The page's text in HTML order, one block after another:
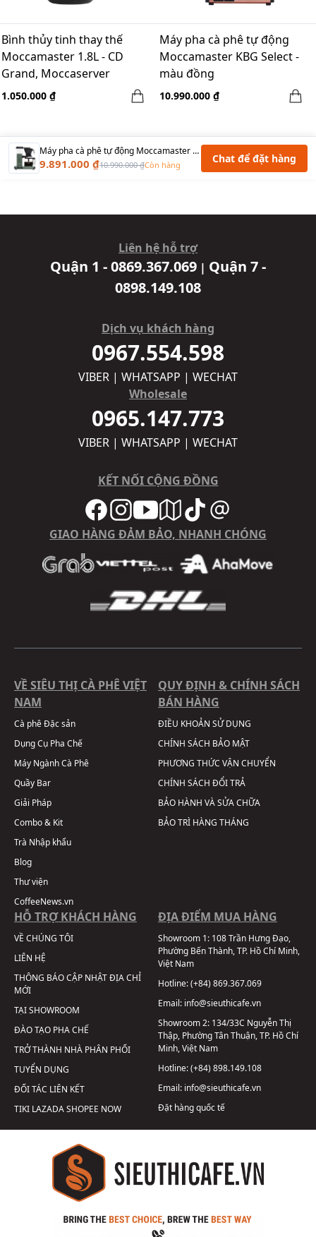
Bình thủy tinh thay thế
Moccamaster 1.8L - CD
Grand, Moccaserver
1.050.000 ₫
Máy pha cà phê tự động
Moccamaster KBG Select -
màu đồng
10.990.000 ₫
Máy pha cà phê tự động Moccamaster KBG Select - Xanh rừng thẳm
9.891.000 ₫10.990.000 ₫Còn hàng Chat để đặt hàng
Liên hệ hỗ trợ
Quận 1 - 0869.367.069 | Quận 7 -
0898.149.108
Dịch vụ khách hàng
0967.554.598
VIBER | WHATSAPP | WECHAT
Wholesale
0965.147.773
VIBER | WHATSAPP | WECHAT
KẾT NỐI CỘNG ĐỒNG
GIAO HÀNG ĐẢM BẢO, NHANH CHÓNG
VỀ SIÊU THỊ CÀ PHÊ VIỆT
NAM
Cà phê Đặc sản
Dụng Cụ Pha Chế
Máy Ngành Cà Phê
Quầy Bar
Giải Pháp
Combo & Kit
Trà Nhập khẩu
Blog
Thư viện
CoffeeNews.vn
QUY ĐỊNH & CHÍNH SÁCH
BÁN HÀNG
ĐIỀU KHOẢN SỬ DỤNG
CHÍNH SÁCH BẢO MẬT
PHƯƠNG THỨC VẬN CHUYỂN
CHÍNH SÁCH ĐỔI TRẢ
BẢO HÀNH VÀ SỬA CHỮA
BẢO TRÌ HÀNG THÁNG
HỖ TRỢ KHÁCH HÀNG
VỀ CHÚNG TÔI
LIÊN HỆ
THÔNG BÁO CẬP NHẬT ĐỊA CHỈ
MỚI
TẠI SHOWROOM
ĐÀO TẠO PHA CHẾ
TRỞ THÀNH NHÀ PHÂN PHỐI
TUYỂN DỤNG
ĐỐI TÁC LIÊN KẾT
TIKI LAZADASHOPEE NOW
ĐỊA ĐIỂM MUA HÀNG
Showroom 1: 108 Trần Hưng Đạo,
Phường Bến Thành, TP. Hồ Chí Minh,
Việt Nam
Hotline:(+84) 869.367.069
Email: info@sieuthicafe.vn
Showroom 2: 134/33C Nguyễn Thị
Thập, Phường Tân Thuận, TP. Hồ Chí
Minh, Việt Nam
Hotline:(+84) 898.149.108
Email: info@sieuthicafe.vn
Đặt hàng quốc tế